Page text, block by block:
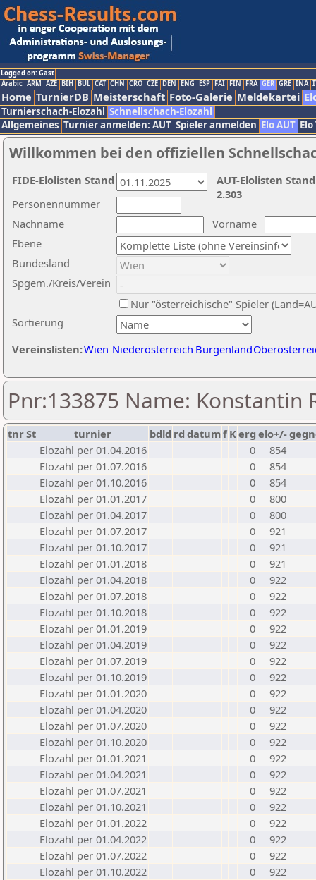
Logged on: Gast
Arabic ARM AZE BIH BUL CAT CHN CRO CZE DEN ENG ESP FAI FIN FRA GER GRE INA
Home TurnierDB Meisterschaft Foto-Galerie Meldekartei
Turnierschach-Elozahl Schnellschach-Elozahl
Allgemeines Turnier anmelden: AUT Spieler anmelden Elo AUT
Willkommen bei den offiziellen
Nachname
Vorname
Ebene
Sortierung
Personennummer
Bundesland
Spgem./Kreis/Verein
Nur "österreichische" Spieler
Vereinslisten:Wien Niederösterreich Burgenland
AUT-Elolisten
2.303
FIDE-Elolisten Stand
Pnr:133875 Name: Konstantin
tnrSt turnier bdld rd datumf Kerg elo+/-
Elozahl per 01.04.2016
0
854
Elozahl per 01.07.2016
0
854
Elozahl per 01.10.2016
0
854
Elozahl per 01.01.2017
0
800
Elozahl per 01.04.2017
0
800
Elozahl per 01.07.2017
0
921
Elozahl per 01.10.2017
0
921
Elozahl per 01.01.2018
0
921
Elozahl per 01.04.2018
0
922
Elozahl per 01.07.2018
0
922
Elozahl per 01.10.2018
0
922
Elozahl per 01.01.2019
0
922
Elozahl per 01.04.2019
0
922
Elozahl per 01.07.2019
0
922
Elozahl per 01.10.2019
0
922
Elozahl per 01.01.2020
0
922
Elozahl per 01.04.2020
0
922
Elozahl per 01.07.2020
0
922
Elozahl per 01.10.2020
0
922
Elozahl per 01.01.2021
0
922
Elozahl per 01.04.2021
0
922
Elozahl per 01.07.2021
0
922
Elozahl per 01.10.2021
0
922
Elozahl per 01.01.2022
0
922
Elozahl per 01.04.2022
0
922
Elozahl per 01.07.2022
0
922
Elozahl per 01.10.2022
0
922